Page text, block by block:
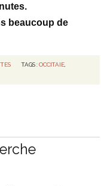
beaucoup de
TAGS :OCCITAIE,